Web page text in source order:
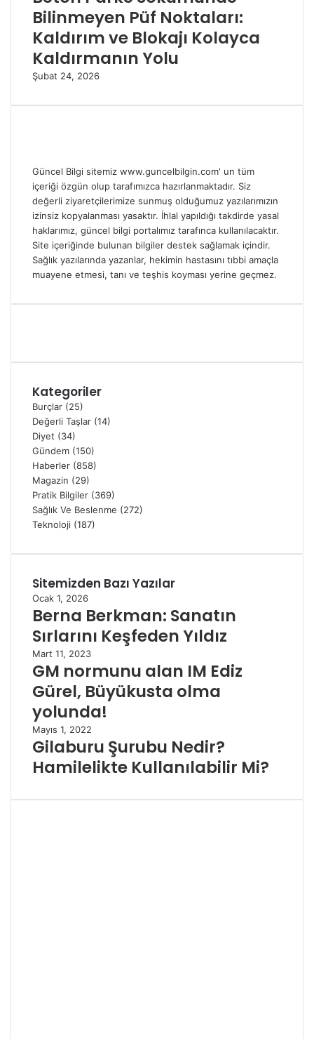
Bilinmeyen Püf Noktaları:
Kaldırım ve Blokajı Kolayca
Kaldırmanın Yolu
Şubat 24, 2026
Güncel Bilgi sitemiz www.guncelbilgin.com' un tüm
içeriği özgün olup tarafımızca hazırlanmaktadır. Siz
değerli ziyaretçilerimize sunmuş olduğumuz yazılarımızın
izinsiz kopyalanması yasaktır. İhlal yapıldığı takdirde yasal
haklarımız, güncel bilgi portalımız tarafınca kullanılacaktır.
Site içeriğinde bulunan bilgiler destek sağlamak içindir.
Sağlık yazılarında yazanlar, hekimin hastasını tıbbi amaçla
muayene etmesi, tanı ve teşhis koyması yerine geçmez.
Kategoriler
Burçlar (25)
Değerli Taşlar (14)
Diyet (34)
Gündem (150)
Haberler (858)
Magazin (29)
Pratik Bilgiler (369)
Sağlık Ve Beslenme (272)
Teknoloji (187)
Sitemizden Bazı Yazılar
Ocak 1, 2026
Berna Berkman: Sanatın
Sırlarını Keşfeden Yıldız
Mart 11, 2023
GM normunu alan IM Ediz
Gürel, Büyükusta olma
yolunda!
Mayıs 1, 2022
Gilaburu Şurubu Nedir?
Hamilelikte Kullanılabilir Mi?